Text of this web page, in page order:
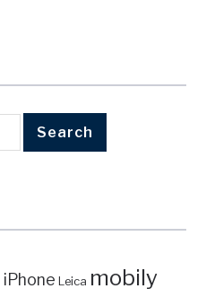
iPhone Leica mobily